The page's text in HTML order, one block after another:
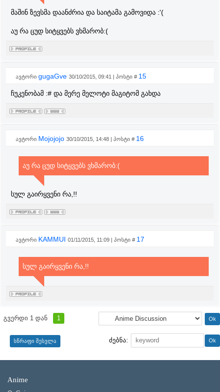
მაშინ ზევსმა დაანძრია და საიტამა გამოვიდა :'(
აუ რა ცუდ სიტყვებს ვხმარობ:(
ავტორი gugaGve 30/10/2015, 09:41 | პოსტი # 15
ჩუკენობამ :# და მერე მელოტი მაგიტომ გახდა
ავტორი Mojojojo 30/10/2015, 14:48 | პოსტი # 16
აუ რა ცუდ სიტყვებს ვხმარობ:(
სულ გაირყვენი რა,!!
ავტორი KAMMUI 01/11/2015, 11:09 | პოსტი # 17
სულ გაირყვენი რა,!!
გვერდი 1 დან 1
ძებნა:
Anime